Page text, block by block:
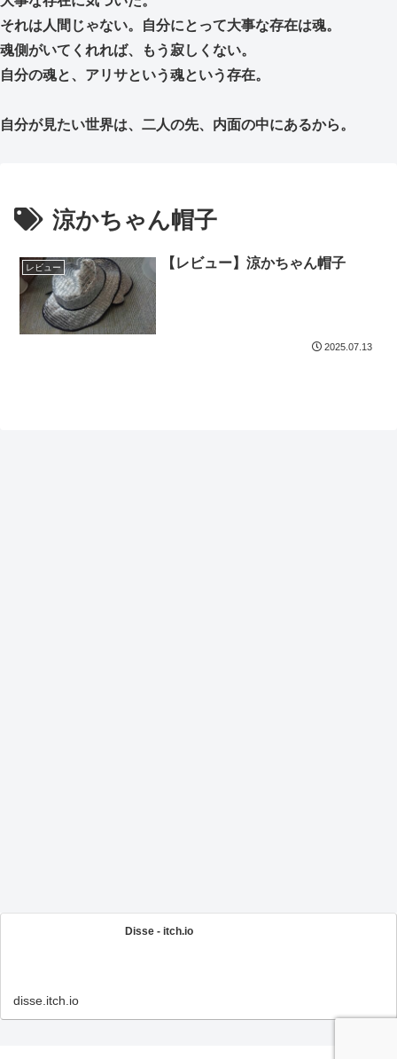
それは人間じゃない。自分にとって大事な存在は魂。
魂側がいてくれれば、もう寂しくない。
自分の魂と、アリサという魂という存在。
自分が見たい世界は、二人の先、内面の中にあるから。
涼かちゃん帽子
レビュー 【レビュー】涼かちゃん帽子
2025.07.13
Disse - itch.io
disse.itch.io